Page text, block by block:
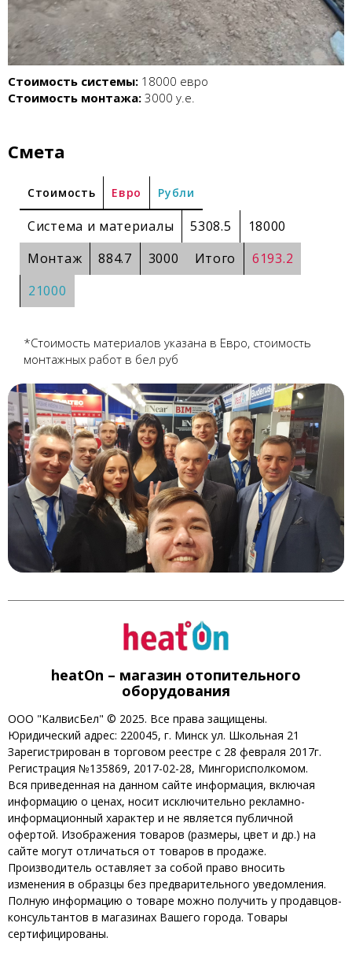
Стоимость системы: 18000 евро
Стоимость монтажа: 3000 у.е.
Смета
Cтоимость Евро Рубли
Система и материалы 5308.5
18000
Монтаж
884.7 3000 Итого
6193.2
21000
*Стоимость материалов указана в Евро, стоимость
монтажных работ в бел руб
heatOn – магазин отопительного
оборудования
ООО "КалвисБел" © 2025. Все права защищены.
Юридический адрес: 220045, г. Минск ул. Школьная 21
Зарегистрирован в торговом реестре с 28 февраля 2017г.
Регистрация №135869, 2017-02-28, Мингорисполкомом.
Вся приведенная на данном сайте информация, включая
информацию о ценах, носит исключительно рекламно-
информационный характер и не является публичной
офертой. Изображения товаров (размеры, цвет и др.) на
сайте могут отличаться от товаров в продаже.
Производитель оставляет за собой право вносить
изменения в образцы без предварительного уведомления.
Полную информацию о товаре можно получить у продавцов-
консультантов в магазинах Вашего города. Товары
сертифицированы.